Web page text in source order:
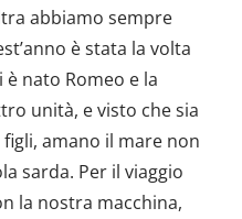
abbiamo sempre
è stata la volta
nato Romeo e la
unità, e visto che sia
amano il mare non
sarda. Per il viaggio
la nostra macchina,